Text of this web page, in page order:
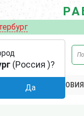
АКЦИИ
(Россия )?
Да